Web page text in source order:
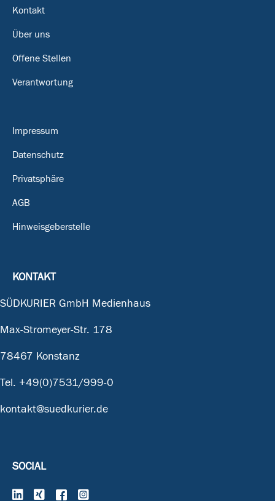
Kontakt
Über uns
Offene Stellen
Verantwortung
Impressum
Datenschutz
Privatsphäre
AGB
Hinweisgeberstelle
KONTAKT
SÜDKURIER GmbH Medienhaus
Max-Stromeyer-Str. 178
78467 Konstanz
Tel. +49(0)7531/999-0
kontakt@suedkurier.de
SOCIAL